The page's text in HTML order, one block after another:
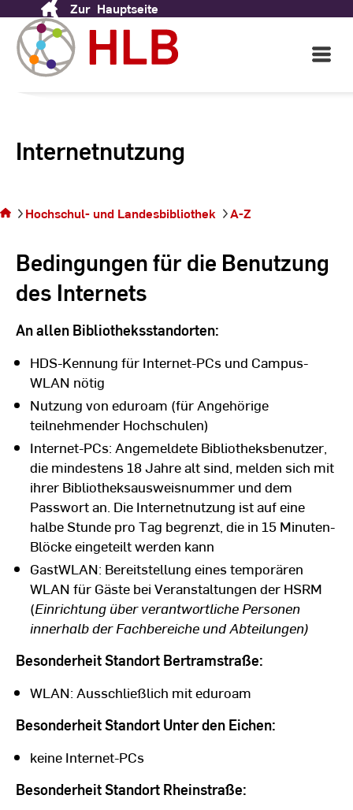
Content
Zur Hauptseite
Open
Main
Internetnutzung
sich aufHochschul- und Landesbibliothek A-Z
Bedingungen für die Benutzung
des Internets
An allen Bibliotheksstandorten:
HDS-Kennung für Internet-PCs und Campus-
WLAN nötig
Nutzung von eduroam (für Angehörige
teilnehmender Hochschulen)
Internet-PCs: Angemeldete Bibliotheksbenutzer,
die mindestens 18 Jahre alt sind, melden sich mit
ihrer Bibliotheksausweisnummer und dem
Passwort an. Die Internetnutzung ist auf eine
halbe Stunde pro Tag begrenzt, die in 15 Minuten-
Blöcke eingeteilt werden kann
GastWLAN: Bereitstellung eines temporären
WLAN für Gäste bei Veranstaltungen der HSRM
(Einrichtung über verantwortliche Personen
innerhalb der Fachbereiche und Abteilungen)
Besonderheit Standort Bertramstraße:
WLAN: Ausschließlich mit eduroam
Besonderheit Standort Unter den Eichen:
keine Internet-PCs
Besonderheit Standort Rheinstraße: